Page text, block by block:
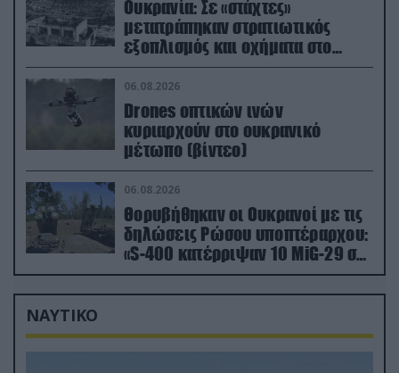
Ουκρανία: Σε «στάχτες»
μετατράπηκαν στρατιωτικός
εξοπλισμός και οχήματα στο
Κίεβο μετά από ρωσικά
πλήγματα (βίντεο)
06.08.2026
Drones οπτικών ινών
κυριαρχούν στο ουκρανικό
μέτωπο (βίντεο)
06.08.2026
Θορυβήθηκαν οι Ουκρανοί με τις
δηλώσεις Ρώσου υποπτέραρχου:
«S-400 κατέρριψαν 10 MiG-29 σε
μόλις μια μέρα!»
ΝΑΥΤΙΚΟ